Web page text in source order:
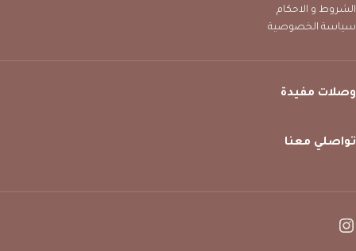
الشروط و الاحكام
سياسة الخصوصية
وصلات مفيدة
تواصلي معنا